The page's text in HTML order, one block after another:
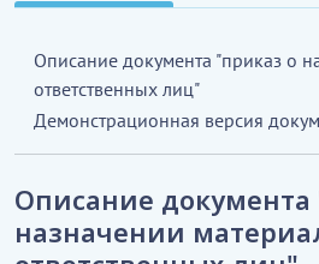
Описание документа "приказ о
ответственных лиц"
Демонстрационная версия
Описание документа
назначении